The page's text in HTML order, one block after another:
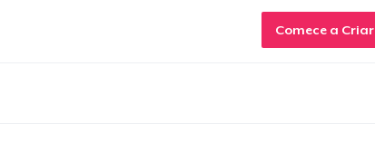
Comece a Criar